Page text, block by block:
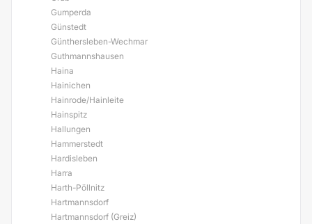
Gumperda
Günstedt
Günthersleben-Wechmar
Guthmannshausen
Haina
Hainichen
Hainrode/Hainleite
Hainspitz
Hallungen
Hammerstedt
Hardisleben
Harra
Harth-Pöllnitz
Hartmannsdorf
Hartmannsdorf (Greiz)